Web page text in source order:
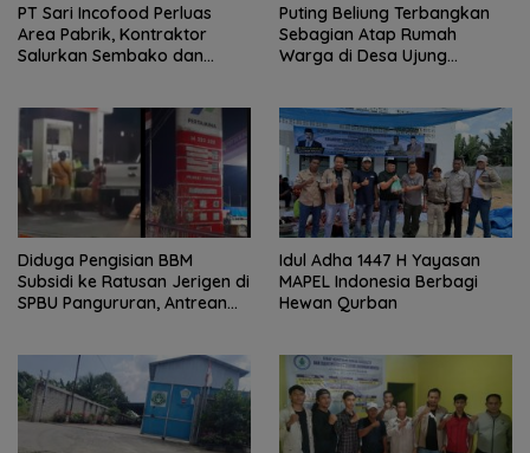
PT Sari Incofood Perluas
Area Pabrik, Kontraktor
Salurkan Sembako dan
Puting Beliung Terbangkan
Sebagian Atap Rumah
Warga di Desa Ujung
Bantuan
Diduga Pengisian BBM
Subsidi ke Ratusan Jerigen di
SPBU Pangururan, Antrean
Idul Adha 1447 H Yayasan
MAPEL Indonesia Berbagi
Hewan Qurban